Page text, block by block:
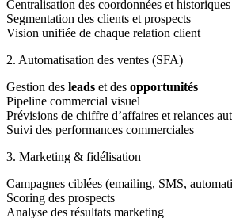
Centralisation des coordonnées et historiques
Segmentation des clients et prospects
Vision unifiée de chaque relation client
2. Automatisation des ventes (SFA)
Gestion des leads et des opportunités
Pipeline commercial visuel
Prévisions de chiffre d’affaires et relances
Suivi des performances commerciales
3. Marketing & fidélisation
Campagnes ciblées (emailing, SMS,
Scoring des prospects
Analyse des résultats marketing